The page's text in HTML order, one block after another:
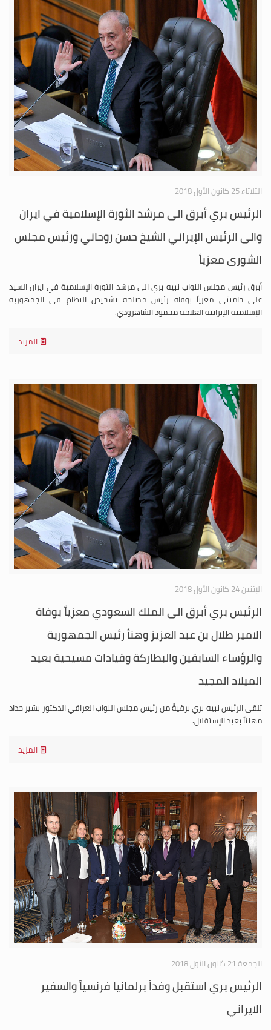
الثلاثاء 25 كانون الأول 2018
الرئيس بري أبرق الى مرشد الثورة الإسلامية في ايران
والى الرئيس الإيراني الشيخ حسن روحاني ورئيس مجلس
الشورى معزياً
أبرق رئيس مجلس النواب نبيه بري الى مرشد الثورة الإسلامية في ايران السيد
علي خامنئي معزياً بوفاة رئيس مصلحة تشخيص النظام في الجمهورية
الإسلامية الإيرانية العلامة محمود الشاهرودي.
المزيد
الإثنين 24 كانون الأول 2018
الرئيس بري أبرق الى الملك السعودي معزياً بوفاة
الامير طلال بن عبد العزيز وهنأ رئيس الجمهورية
والرؤساء السابقين والبطاركة وقيادات مسيحية بعيد
الميلاد المجيد
تلقى الرئيس نبيه بري برقيةً من رئيس مجلس النواب العراقي الدكتور بشير حداد
مهنئاً بعيد الإستقلال.
المزيد
الجمعة 21 كانون الأول 2018
الرئيس بري استقبل وفداً برلمانيا فرنسياً والسفير
الايراني